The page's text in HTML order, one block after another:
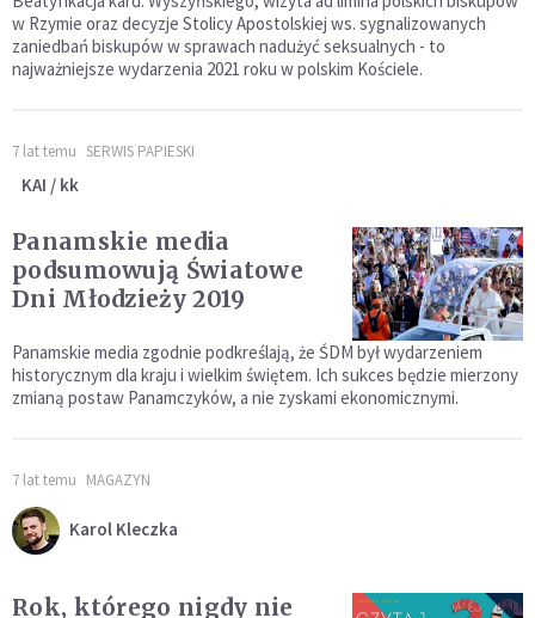
w Rzymie oraz decyzje Stolicy Apostolskiej ws. sygnalizowanych
zaniedbań biskupów w sprawach nadużyć seksualnych - to
najważniejsze wydarzenia 2021 roku w polskim Kościele.
7 lat temu SERWIS PAPIESKI
KAI / kk
Panamskie media
podsumowują Światowe
Dni Młodzieży 2019
Panamskie media zgodnie podkreślają, że ŚDM był wydarzeniem
historycznym dla kraju i wielkim świętem. Ich sukces będzie mierzony
zmianą postaw Panamczyków, a nie zyskami ekonomicznymi.
7 lat temu MAGAZYN
Karol Kleczka
Rok, którego nigdy nie